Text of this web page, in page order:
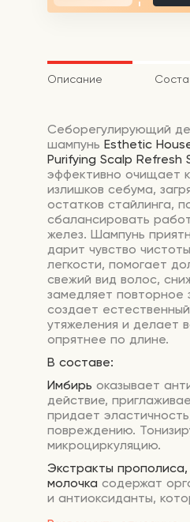
Описание
Себорегулирующий
шампунь Esthetic
Purifying Scalp Refresh
эффективно очищает
излишков себума,
остатков стайлинга,
сбалансировать
желез. Шампунь
дарит чувство
легкости, помогает
свежий вид волос,
замедляет повторное
создает
утяжеления и делает
опрятнее по длине.
В составе:
Имбирь оказывает
действие,
придает
повреждению.
микроциркуляцию.
Экстракты
молочка содержат
и антиоксиданты,